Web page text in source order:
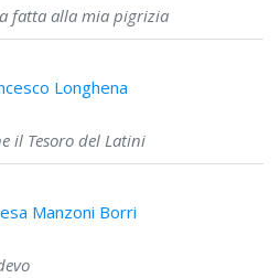
fatta alla mia pigrizia
Longhena
il Tesoro del Latini
Manzoni Borri